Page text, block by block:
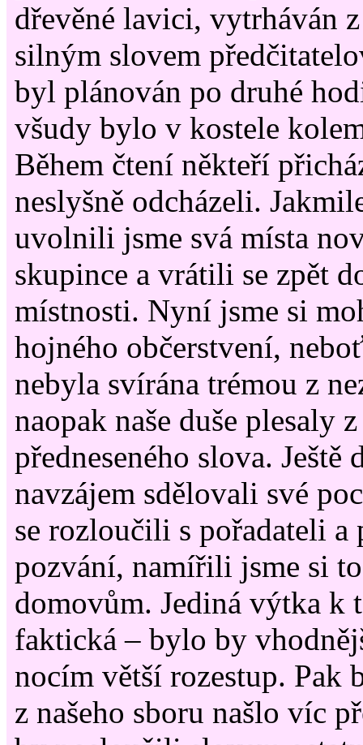
dřevěné lavici, vytrháván
silným slovem
byl plánován po druhé
všudy bylo v kostele
Během čtení někteří
neslyšně odcházeli.
uvolnili jsme svá místa
skupince a vrátili se zpět
místnosti. Nyní jsme si
hojného občerstvení,
nebyla svírána trémou z
naopak naše duše plesaly
předneseného slova. Ještě
navzájem sdělovali své
se rozloučili s pořadateli
pozvání, namířili jsme si
domovům. Jediná výtka k
faktická – bylo by
nocím větší rozestup. Pak
z našeho sboru našlo víc